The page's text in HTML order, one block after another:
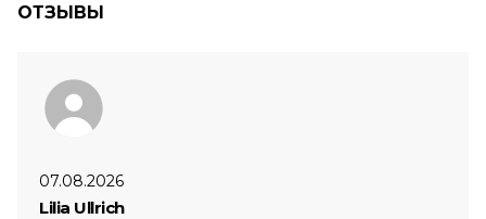
ОТЗЫВЫ
07.08.2026
Lilia Ullrich